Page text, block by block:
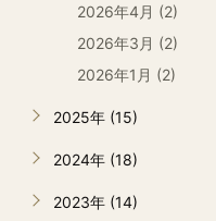
2026年4月 (2)
2026年3月 (2)
2026年1月 (2)
2025年 (15)
2024年 (18)
2023年 (14)